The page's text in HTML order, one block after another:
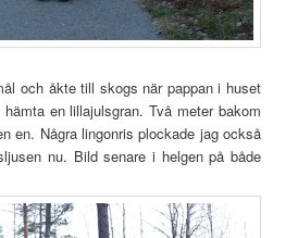
och åkte till skogs när pappan i huset
en lillajulsgran. Två meter bakom
en. Några lingonris plockade jag också
nu. Bild senare i helgen på både